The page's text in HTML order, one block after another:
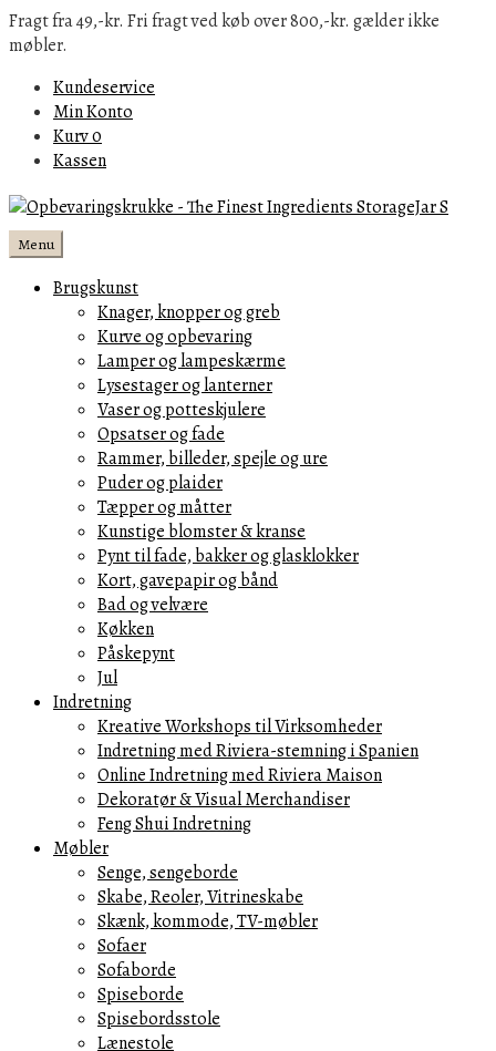
Fragt fra 49,-kr. Fri fragt ved køb over 800,-kr. gælder ikke
møbler.
Kundeservice
Min Konto
Kurv0
Kassen
Menu
Brugskunst
Knager, knopper og greb
Kurve og opbevaring
Lamper og lampeskærme
Lysestager og lanterner
Vaser og potteskjulere
Opsatser og fade
Rammer, billeder, spejle og ure
Puder og plaider
Tæpper og måtter
Kunstige blomster & kranse
Pynt til fade, bakker og glasklokker
Kort, gavepapir og bånd
Bad og velvære
Køkken
Påskepynt
Jul
Indretning
Kreative Workshops til Virksomheder
Indretning med Riviera-stemning i Spanien
Online Indretning med Riviera Maison
Dekoratør & Visual Merchandiser
Feng Shui Indretning
Møbler
Senge, sengeborde
Skabe, Reoler, Vitrineskabe
Skænk, kommode, TV-møbler
Sofaer
Sofaborde
Spiseborde
Spisebordsstole
Lænestole